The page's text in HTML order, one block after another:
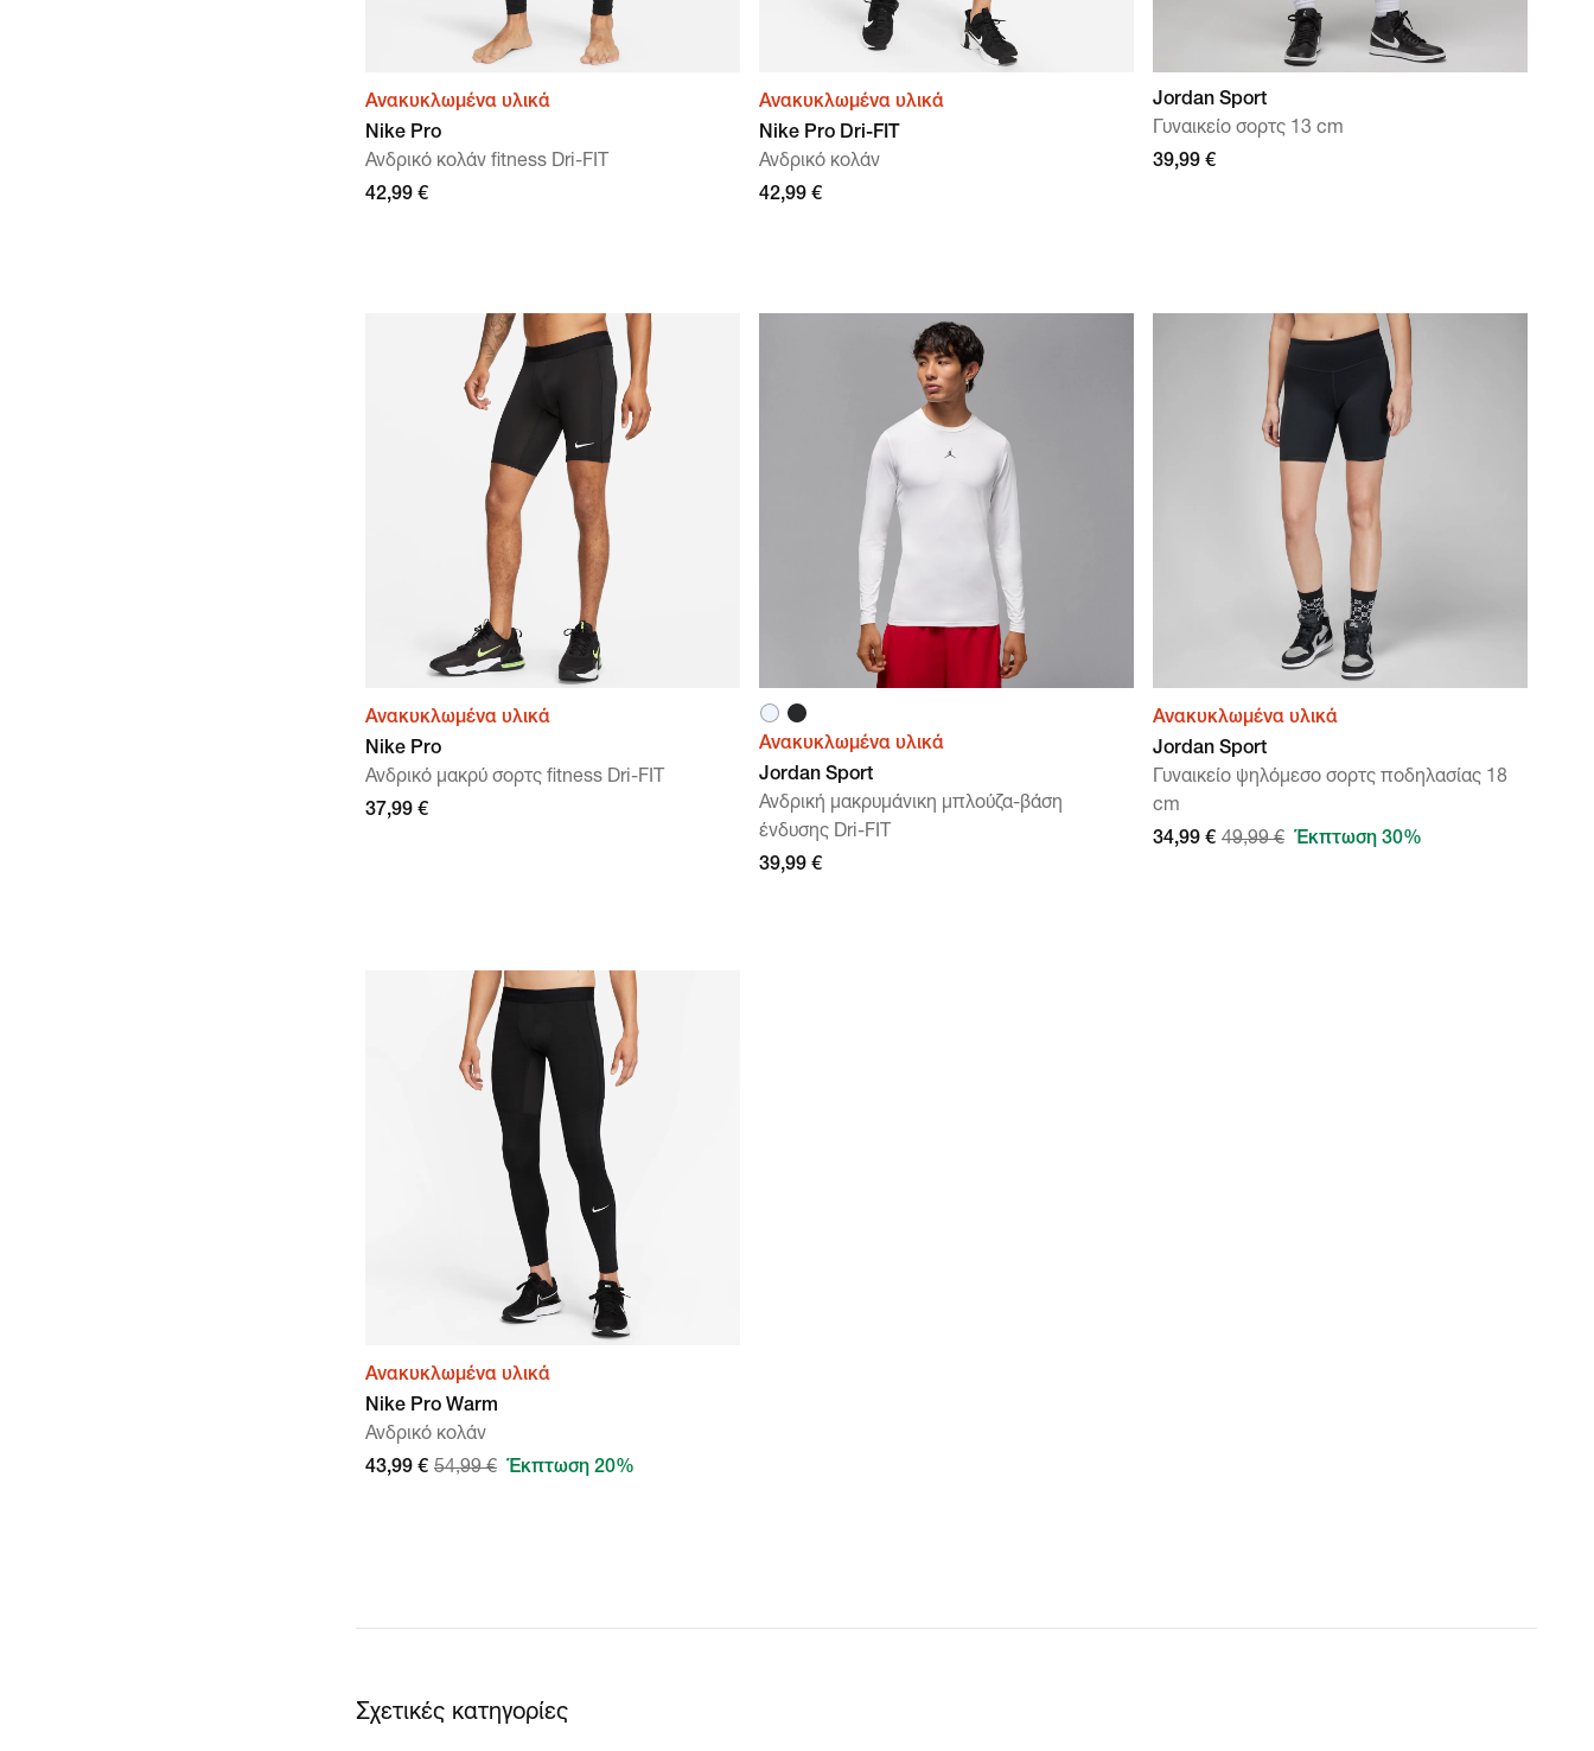
Ανακυκλωμένα υλικά
Nike Pro
Ανδρικό κολάν fitness Dri-FIT
42,99 €
Ανακυκλωμένα υλικά
Nike Pro Dri-FIT
Ανδρικό κολάν
42,99 €
Jordan Sport
Γυναικείο σορτς 13 cm
39,99 €
Ανακυκλωμένα υλικά
Nike Pro
Ανδρικό μακρύ σορτς fitness Dri-FIT
37,99 €
Ανακυκλωμένα υλικά
Jordan Sport
Ανδρική μακρυμάνικη μπλούζα-βάση
ένδυσης Dri-FIT
39,99 €
Ανακυκλωμένα υλικά
Jordan Sport
Γυναικείο ψηλόμεσο σορτς ποδηλασίας 18
cm
34,99 € 49,99 € Έκπτωση 30%
Ανακυκλωμένα υλικά
Nike Pro Warm
Ανδρικό κολάν
43,99 € 54,99 € Έκπτωση 20%
Σχετικές κατηγορίες